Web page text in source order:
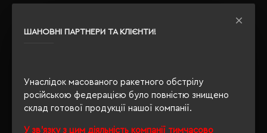
ШАНОВНІ ПАРТНЕРИ ТА КЛІЄНТИ!
Унаслідок масованого ракетного обстрілу
російською федерацією було повністю знищено
склад готової продукції нашої компанії.
У зв'язку з цим діяльність компанії тимчасово
РЕКОМЕНДУЄМО